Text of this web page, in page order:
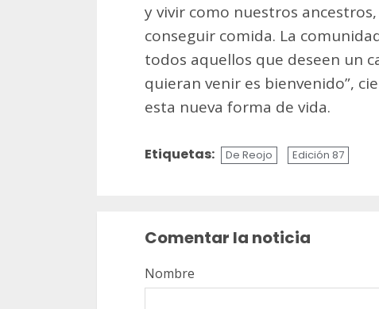
y vivir como nuestros
conseguir comida. La
todos aquellos que deseen un
quieran venir es bienvenido”,
esta nueva forma de vida.
Etiquetas: De Reojo Edición 87
Comentar la noticia
Nombre